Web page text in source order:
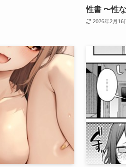
性書 〜性
2026年2月16